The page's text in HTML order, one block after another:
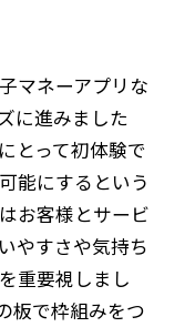
マネーアプリな
に進みました
とって初体験で
能にするという
お客様とサービ
やすさや気持ち
重要視しまし
板で枠組みをつ